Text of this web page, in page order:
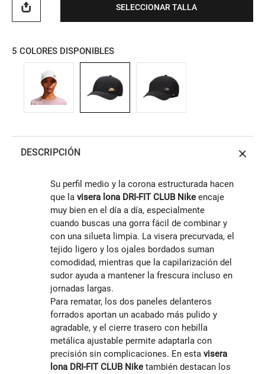
SELECCIONAR TALLA
5 COLORES DISPONIBLES
DESCRIPCIÓN
Su perfil medio y la corona estructurada hacen
que la visera lona DRI-FIT CLUB Nike encaje
muy bien en el día a día, especialmente
cuando buscas una gorra fácil de combinar y
con una silueta limpia. La visera precurvada, el
tejido ligero y los ojales bordados suman
comodidad, mientras que la capilarización del
sudor ayuda a mantener la frescura incluso en
jornadas largas.
Para rematar, los dos paneles delanteros
forrados aportan un acabado más pulido y
agradable, y el cierre trasero con hebilla
metálica ajustable permite adaptarla con
precisión sin complicaciones. En esta visera
lona DRI-FIT CLUB Nike también destacan los